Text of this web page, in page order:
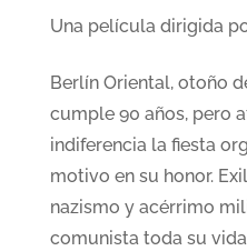
Una película dirigida
Berlín Oriental, otoño
cumple 90 años, pero
indiferencia la fiesta
motivo en su honor.
nazismo y acérrimo
comunista toda su